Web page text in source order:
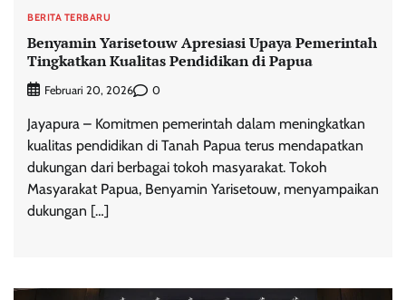
BERITA TERBARU
Benyamin Yarisetouw Apresiasi Upaya Pemerintah
Tingkatkan Kualitas Pendidikan di Papua
Februari 20, 2026 0
Jayapura – Komitmen pemerintah dalam meningkatkan
kualitas pendidikan di Tanah Papua terus mendapatkan
dukungan dari berbagai tokoh masyarakat. Tokoh
Masyarakat Papua, Benyamin Yarisetouw, menyampaikan
dukungan […]